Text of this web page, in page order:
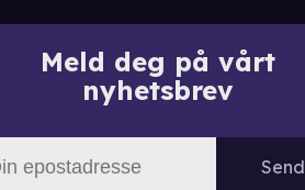
Meld deg på vårt
nyhetsbrev
Send